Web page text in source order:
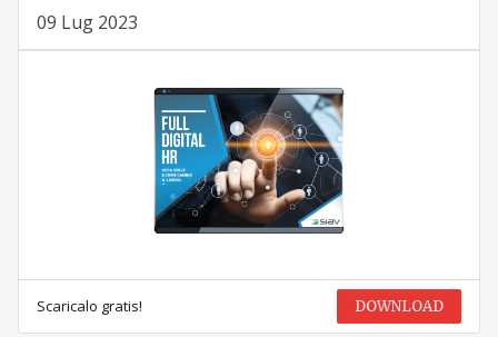
09 Lug 2023
Scaricalo gratis! DOWNLOAD